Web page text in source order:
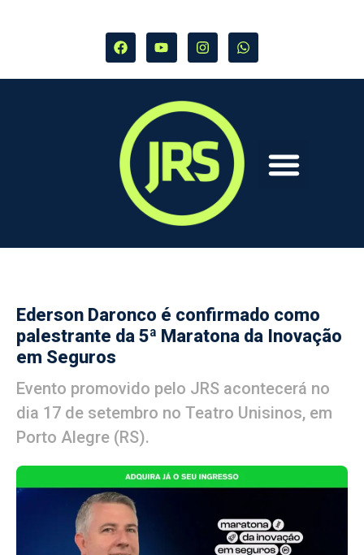
Ederson Daronco é confirmado como
palestrante da 5ª Maratona da Inovação
em Seguros
Evento promovido pelo JRS acontecerá no
dia 17 de setembro no Teatro Unisinos, em
Porto Alegre (RS).